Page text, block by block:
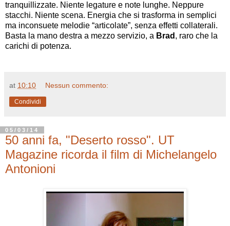
tranquillizzate. Niente legature e note lunghe. Neppure
stacchi. Niente scena. Energia che si trasforma in semplici
ma inconsuete melodie “articolate”, senza effetti collaterali.
Basta la mano destra a mezzo servizio, a Brad , raro che la
carichi di potenza.
at 10:10 Nessun commento:
Condividi
05/03/14
50 anni fa, "Deserto rosso". UT
Magazine ricorda il film di Michelangelo
Antonioni